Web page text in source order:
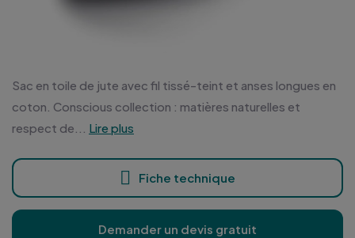
Sac en toile de jute avec fil tissé-teint et anses longues en
coton. Conscious collection : matières naturelles et
respect de...
Lire plus
Fiche technique
Demander un devis gratuit